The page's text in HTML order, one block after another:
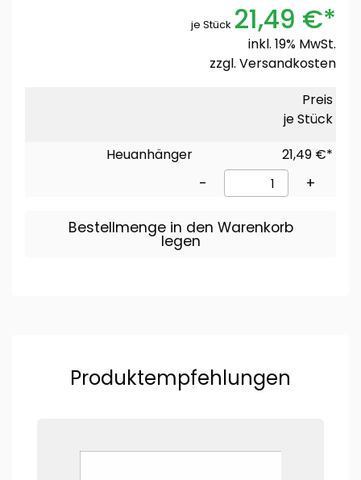
je Stück 21,49 €*
inkl. 19% MwSt.
zzgl. Versandkosten
Preis
je Stück
Heuanhänger
21,49 €*
- +
Bestellmenge in den Warenkorb
legen
Produktempfehlungen